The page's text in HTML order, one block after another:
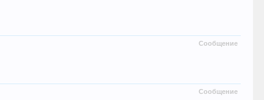
Сообщение
Сообщение